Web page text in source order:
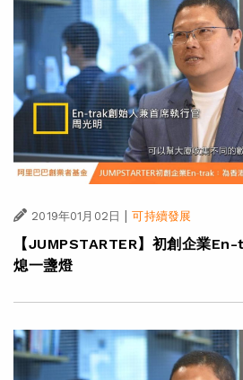
2019年01月02日 | 可持續發展
【JUMPSTARTER】初創企業
熄一盞燈